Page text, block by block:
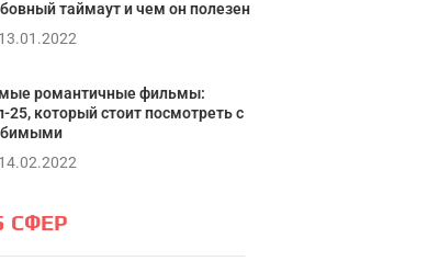
ПРОЙТИ ТЕСТтаймаут и чем он полезен
13.01.2022
романтичные фильмы:
25, который стоит посмотреть с
14.02.2022
СФЕР